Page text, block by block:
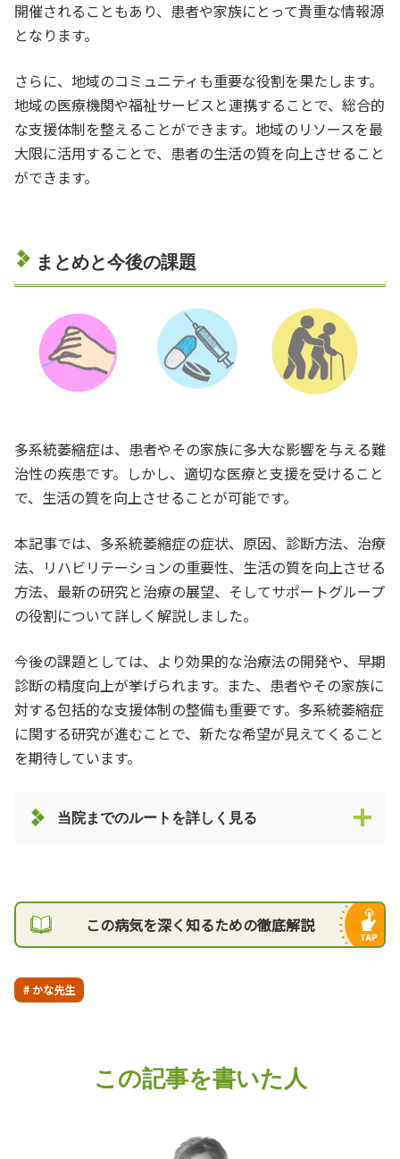
開催されることもあり、患者や家族にとって貴重な情報源
となります。
さらに、地域のコミュニティも重要な役割を果たします。
地域の医療機関や福祉サービスと連携することで、総合的
な支援体制を整えることができます。地域のリソースを最
大限に活用することで、患者の生活の質を向上させること
ができます。
まとめと今後の課題
多系統萎縮症は、患者やその家族に多大な影響を与える難
治性の疾患です。しかし、適切な医療と支援を受けること
で、生活の質を向上させることが可能です。
本記事では、多系統萎縮症の症状、原因、診断方法、治療
法、リハビリテーションの重要性、生活の質を向上させる
方法、最新の研究と治療の展望、そしてサポートグループ
の役割について詳しく解説しました。
今後の課題としては、より効果的な治療法の開発や、早期
診断の精度向上が挙げられます。また、患者やその家族に
対する包括的な支援体制の整備も重要です。多系統萎縮症
に関する研究が進むことで、新たな希望が見えてくること
を期待しています。
当院までのルートを詳しく見る
この病気を深く知るための徹底解説
# かな先生
この記事を書いた人